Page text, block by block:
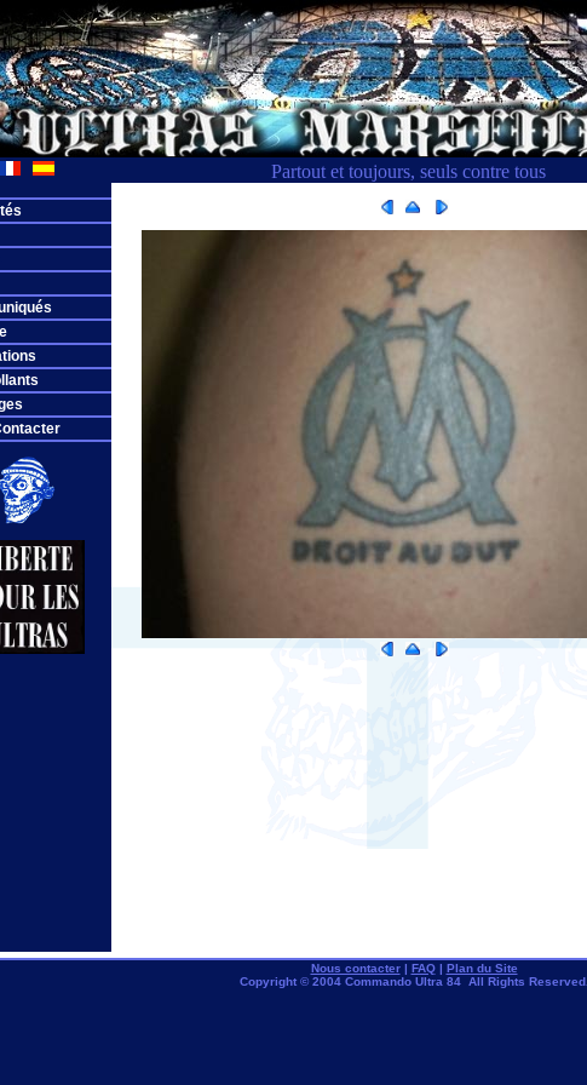
Partout et toujours, seuls contre tous
Nous contacter| FAQ| Plan du Site
Copyright © 2004 Commando Ultra 84 All Rights Reserved.